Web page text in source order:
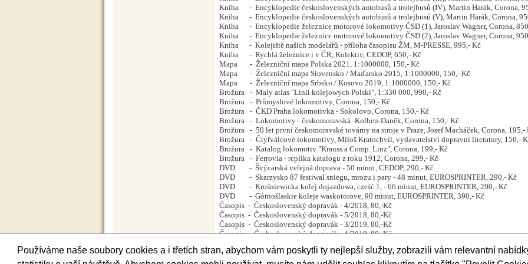
Používáme naše soubory cookies a i třetích stran, abychom vám poskytli ty nejlepší služby, zobrazili vám relevantní
Kniha - Encyklopedie československých autobusů a trolejbusů (IV), Martin Harák, Corona,
Kniha - Encyklopedie československých autobusů a trolejbusů (V), Martin Harák, Corona,
Kniha - Encyklopedie železnice motorové lokomotivy ČSD (1), Jaroslav Wagner, Corona,
Kniha - Encyklopedie železnice motorové lokomotivy ČSD (2), Jaroslav Wagner, Corona,
Kniha - Kolejiště našich modelářů - příloha časopisu ŽM, M-PRESSE, 995,- Kč
Kniha - Rychlá železnice i v ČR, Kolektiv, CEDOP, 650,- Kč
Mapa - Železniční mapa Polska 2021, 1:1000000, 150,- Kč
Mapa - Železniční mapa Slovensko / Maďarsko 2015, 1:1000000, 150,- Kč
Mapa - Železniční mapa Srbsko / Kosovo 2019, 1:1000000, 150,- Kč
Brožura - Maly atlas "Linii kolejowych Polski", 1:330 000, 990,- Kč
Brožura - Průmyslové lokomotivy, Corona, 150,- Kč
Brožura - ČKD Praha lokomotivka - Sokolovo, Corona, 150,- Kč
Brožura - Lokomotivy - českomoravská -Kolben-Daněk, Corona, 150,- Kč
Brožura - 50 let první českomoravské továrny na stroje v Praze, Josef Macháček, Corona, 195,-
Brožura - Čtyřválcové lokomotivy, Miloš Kratochvíl, vydavatelství dopravní literatury, 150,-
Brožura - Katalog lokomotiv "Krauss a Comp. Linz", Corona, 199,- Kč
Brožura - Ferrovia - replika katalogu z roku 1912, Corona, 299,- Kč
DVD - Švýcarská veřejná doprava - 50 minut, CEDOP, 290,- Kč
DVD - Skarzysko 87 festiwal sniegu, mrozu i pary - 48 minut, EUROSPRINTER, 290,- Kč
DVD - Krośniewicka kolej dojazdowa, cześć 1, - 66 minut, EUROSPRINTER, 290,- Kč
DVD - Górnoślaskie koleje waskotorove, 90 minut, EUROSPRINTER, 390,- Kč
Časopis - Československý dopravák - 4/2018, 80,-Kč
Časopis - Československý dopravák - 5/2018, 80,-Kč
Časopis - Československý dopravák - 3/2019, 80,-Kč
Časopis - Československý dopravák - 4/2019, 80,-Kč
objednávky na e-mail:petrk@hobby-shop.cz
platba předem na účet +120 czk doprava ČS. pošta či zásilkovna